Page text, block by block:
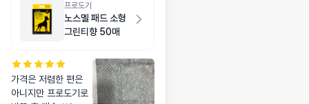
괜찮네요. 향기도 적
당히 나서 좋습니다.
프로도기
노스멜 패드 소형
그린티향 50매
가격은 저렴한 편은
아니지만 프로도기로